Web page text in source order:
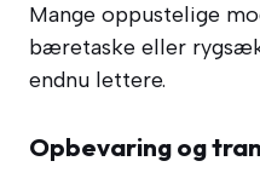
Mange oppustelige
bæretaske eller
endnu lettere.
Opbevaring og